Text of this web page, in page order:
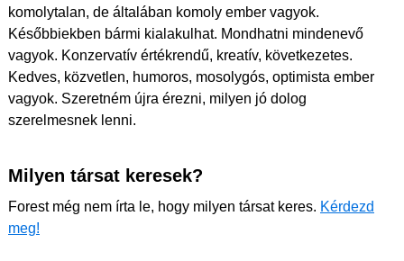
komolytalan, de általában komoly ember vagyok.
Későbbiekben bármi kialakulhat. Mondhatni mindenevő
vagyok. Konzervatív értékrendű, kreatív, következetes.
Kedves, közvetlen, humoros, mosolygós, optimista ember
vagyok. Szeretném újra érezni, milyen jó dolog
szerelmesnek lenni.
Milyen társat keresek?
Forest még nem írta le, hogy milyen társat keres. Kérdezd
meg!